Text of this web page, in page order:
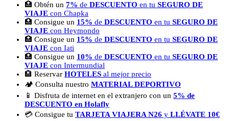
🏥 Obtén un 7% de DESCUENTO en tu SEGURO DE
VIAJE con Chapka
🏥 Consigue un 15% de DESCUENTO en tu SEGURO DE
VIAJE con Heymondo
🏥 Consigue un 15% de DESCUENTO en tu SEGURO DE
VIAJE con Iati
🏥 Consigue un 10% de DESCUENTO en tu SEGURO DE
VIAJE con Intermundial
🏨 Reservar HOTELES al mejor precio
🏕 Consulta nuestro MATERIAL DEPORTIVO
📱 Disfruta de internet en el extranjero con un 5% de
DESCUENTO en Holafly
💳​ Consigue tu TARJETA VIAJERA N26 y LLÉVATE 10€